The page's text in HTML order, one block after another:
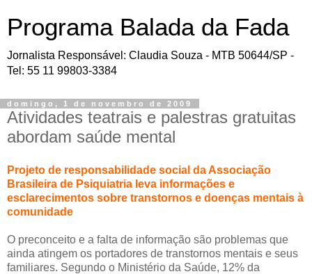
Programa Balada da Fada
Jornalista Responsável: Claudia Souza - MTB 50644/SP -
Tel: 55 11 99803-3384
domingo, 1 de novembro de 2009
Atividades teatrais e palestras gratuitas
abordam saúde mental
Projeto de responsabilidade social da Associação
Brasileira de Psiquiatria leva informações e
esclarecimentos sobre transtornos e doenças mentais à
comunidade
O preconceito e a falta de informação são problemas que
ainda atingem os portadores de transtornos mentais e seus
familiares. Segundo o Ministério da Saúde, 12% da